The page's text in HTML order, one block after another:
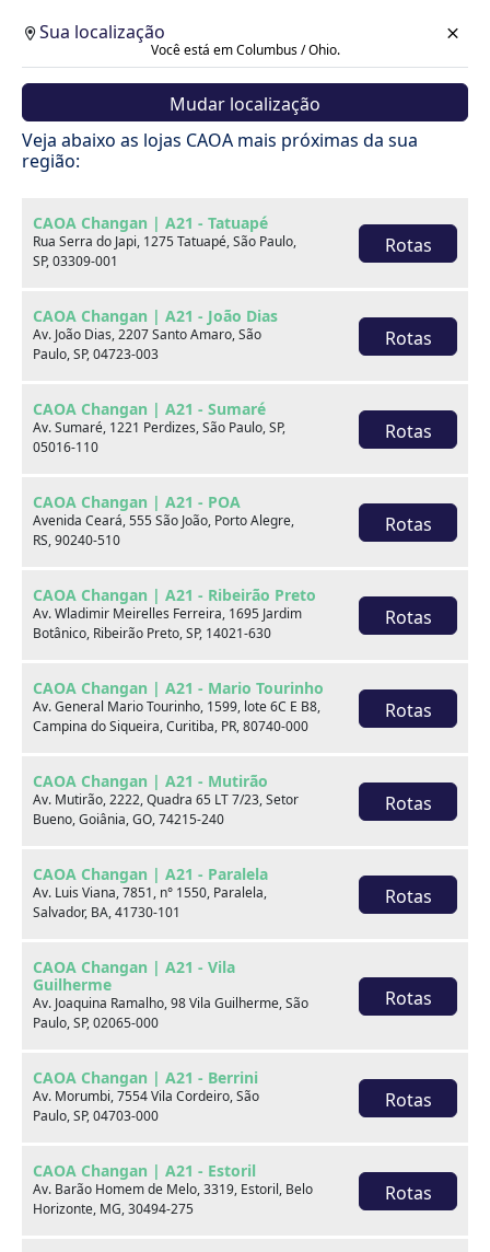
Sua localização
Você está em Columbus / Ohio.
Mudar localização
Veja abaixo as lojas CAOA mais próximas da sua
região:
CAOA Changan | A21 - Tatuapé
Rua Serra do Japi, 1275 Tatuapé, São Paulo,
SP, 03309-001
Rotas
CAOA Changan | A21 - João Dias
Av. João Dias, 2207 Santo Amaro, São
Paulo, SP, 04723-003
Rotas
CAOA Changan | A21 - Sumaré
Av. Sumaré, 1221 Perdizes, São Paulo, SP,
05016-110
Rotas
CAOA Changan | A21 - POA
Avenida Ceará, 555 São João, Porto Alegre,
RS, 90240-510
Rotas
CAOA Changan | A21 - Ribeirão Preto
Av. Wladimir Meirelles Ferreira, 1695 Jardim
Botânico, Ribeirão Preto, SP, 14021-630
Rotas
CAOA Changan | A21 - Mario Tourinho
Av. General Mario Tourinho, 1599, lote 6C E B8,
Campina do Siqueira, Curitiba, PR, 80740-000
Rotas
CAOA Changan | A21 - Mutirão
Av. Mutirão, 2222, Quadra 65 LT 7/23, Setor
Bueno, Goiânia, GO, 74215-240
Rotas
CAOA Changan | A21 - Paralela
Av. Luis Viana, 7851, n° 1550, Paralela,
Salvador, BA, 41730-101
Rotas
CAOA Changan | A21 - Vila
Guilherme
Av. Joaquina Ramalho, 98 Vila Guilherme, São
Paulo, SP, 02065-000
Rotas
CAOA Changan | A21 - Berrini
Av. Morumbi, 7554 Vila Cordeiro, São
Paulo, SP, 04703-000
Rotas
CAOA Changan | A21 - Estoril
Av. Barão Homem de Melo, 3319, Estoril, Belo
Horizonte, MG, 30494-275
Rotas
Carros
Marca
Ver estoque
Escolha por categoria
Hatch
Seminovos em destaque